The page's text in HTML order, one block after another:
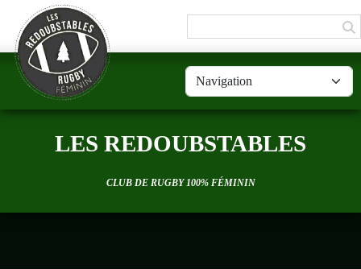
LES REDOUBSTABLES
CLUB DE RUGBY 100% FÉMININ
Panneau de gestion des cookies